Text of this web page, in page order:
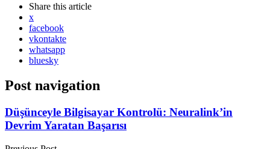
Share this article
x
facebook
vkontakte
whatsapp
bluesky
Post navigation
Düşünceyle Bilgisayar Kontrolü: Neuralink’in
Devrim Yaratan Başarısı